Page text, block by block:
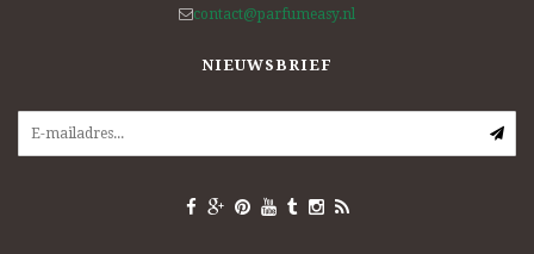
contact@parfumeasy.nl
NIEUWSBRIEF